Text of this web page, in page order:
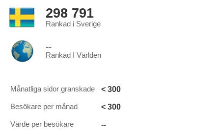
298 791
Rankad i Sverige
--
Rankad I Världen
Månatliga sidor granskade < 300
Besökare per månad < 300
Värde per besökare --